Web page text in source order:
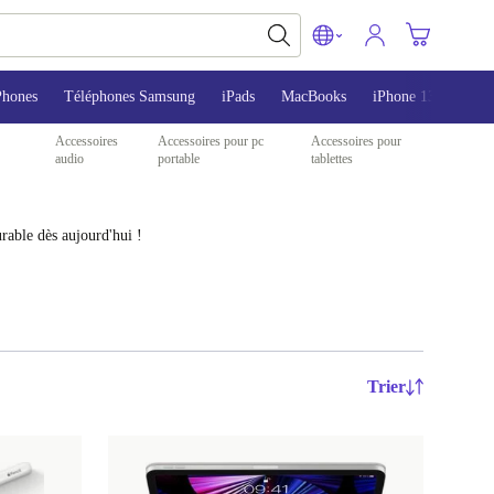
Téléphones Samsung iPads MacBooks iPhone 13
Accessoires
audio
Accessoires pour pc
portable
Accessoires pour
tablettes
dès aujourd'hui !
Trier